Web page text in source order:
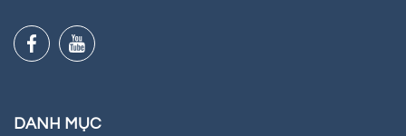
DANH MỤC